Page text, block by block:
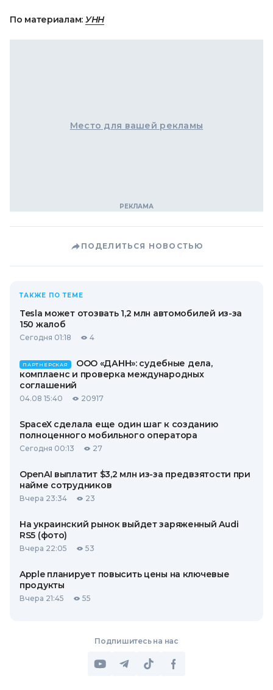
По материалам: УНН
Место для вашей рекламы
ПОДЕЛИТЬСЯ НОВОСТЬЮ
ТАКЖЕ ПО ТЕМЕ
Tesla может отозвать 1,2 млн автомобилей из-за
150 жалоб
Сегодня 01:18 4
ПАРТНЕРСКАЯ
ООО «ДАНН»: судебные дела,
комплаенс и проверка международных
соглашений
04.08 15:40 20917
SpaceX сделала еще один шаг к созданию
полноценного мобильного оператора
Сегодня 00:13 27
OpenAI выплатит $3,2 млн из-за предвзятости при
найме сотрудников
Вчера 23:34 23
На украинский рынок выйдет заряженный Audi
RS5 (фото)
Вчера 22:05 53
Apple планирует повысить цены на ключевые
продукты
Вчера 21:45 55
Подпишитесь на нас